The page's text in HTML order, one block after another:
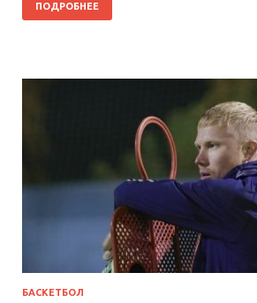
ПОДРОБНЕЕ
БАСКЕТБОЛ